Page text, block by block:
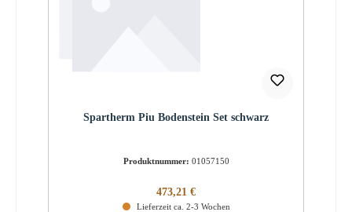
Spartherm Piu Bodenstein Set schwarz
Produktnummer: 01057150
Regulärer Preis:
473,21 €
Lieferzeit ca. 2-3 Wochen